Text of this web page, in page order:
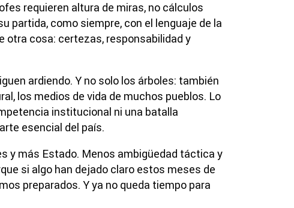
requieren altura de miras, no cálculos
partida, como siempre, con el lenguaje de la
otra cosa: certezas, responsabilidad y
ardiendo. Y no solo los árboles: también
los medios de vida de muchos pueblos. Lo
institucional ni una batalla
esencial del país.
y más Estado. Menos ambigüedad táctica y
si algo han dejado claro estos meses de
preparados. Y ya no queda tiempo para